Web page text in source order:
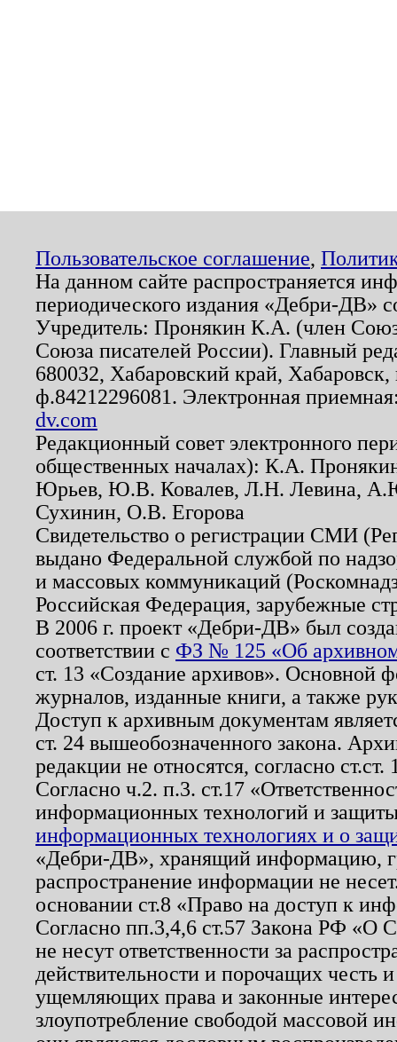
Пользовательское соглашение,
На данном сайте распространяется
периодического издания «Дебри-ДВ»
Учредитель: Пронякин К.А. (член
Союза писателей России). Главный
680032, Хабаровский край,
ф.84212296081. Электронная
dv.com
Редакционный совет электронного
общественных началах): К.А.
Юрьев, Ю.В. Ковалев, Л.Н. Левина,
Сухинин, О.В. Егорова
Свидетельство о регистрации СМИ
выдано Федеральной службой по
и массовых коммуникаций
Российская Федерация, зарубежные
В 2006 г. проект «Дебри-ДВ» был
соответствии с ФЗ № 125 «Об
ст. 13 «Создание архивов». Основной
журналов, изданные книги, а также
Доступ к архивным документам
ст. 24 вышеобозначенного закона.
редакции не относятся, согласно
Согласно ч.2. п.3. ст.17
информационных технологий и
информационных технологиях и о
«Дебри-ДВ», хранящий информацию,
распространение информации не
основании ст.8 «Право на доступ к
Согласно пп.3,4,6 ст.57 Закона РФ «О
не несут ответственности за
действительности и порочащих честь
ущемляющих права и законные
злоупотребление свободой массовой